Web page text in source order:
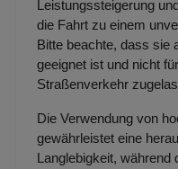
Leistungssteigerung
die Fahrt zu einem
Bitte beachte, dass sie
geeignet ist und nicht
Straßenverkehr
Die Verwendung von
gewährleistet eine
Langlebigkeit, während